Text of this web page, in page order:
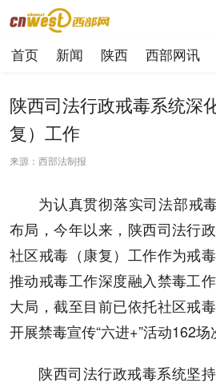
首页 新闻 陕西 西部网讯
陕西司法行政戒毒系统深
复）工作
来源：西部法制报
为认真贯彻落实司法部戒
布局，今年以来，陕西司法行
社区戒毒（康复）工作作为戒
推动戒毒工作深度融入禁毒工
大局，截至目前已依托社区戒
开展禁毒宣传“六进+”活动162场
陕西司法行政戒毒系统坚